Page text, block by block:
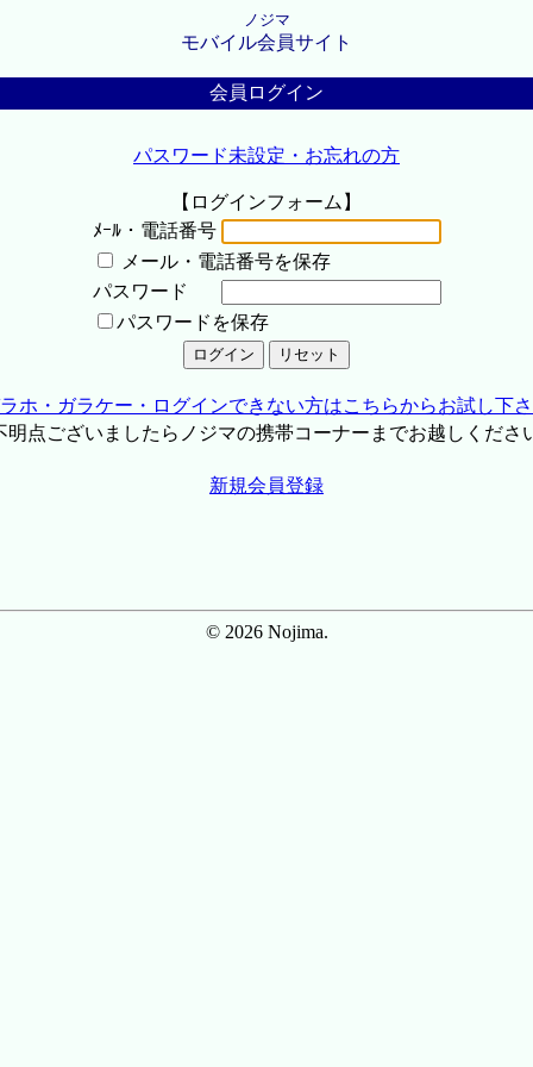
ノジマ
モバイル会員サイト
会員ログイン
パスワード未設定・お忘れの方
【ログインフォーム】
ﾒｰﾙ・電話番号
メール・電話番号を保存
パスワード
パスワードを保存
ホ・ガラケー・ログインできない方はこちらからお試し下
点ございましたらノジマの携帯コーナーまでお越しくださ
新規会員登録
© 2026 Nojima.